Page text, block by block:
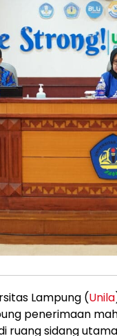
Lampung (Unila
penerimaan
ruang sidang